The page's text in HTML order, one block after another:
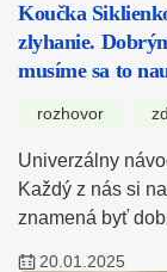
Koučka
zlyhanie.
musíme sa to
rozhovor
Univerzálny
Každý z nás si
znamená byť
20.01.2025